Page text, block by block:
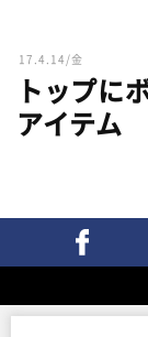
17.4.14/金
トップに
アイテム